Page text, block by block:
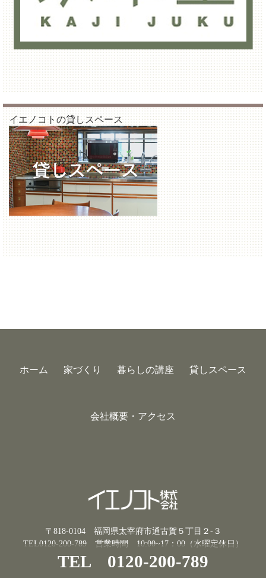
イエノコトの貸しスペース
ホーム 家づくり 暮らしの講座 貸しスペース
会社概要・アクセス
〒818-0104 福岡県太宰府市通古賀５丁目２-３
TEL0120-200-789営業時間 10:00~17：00（水曜定休日）
TEL 0120-200-789